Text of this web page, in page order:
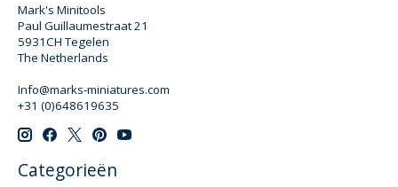
Mark's Minitools
Paul Guillaumestraat 21
5931CH Tegelen
The Netherlands
Info@marks-miniatures.com
+31 (0)648619635
Categorieën